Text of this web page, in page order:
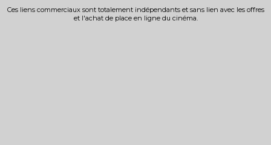
Ces liens commerciaux sont totalement indépendants et sans lien avec les offres
et l'achat de place en ligne du cinéma.